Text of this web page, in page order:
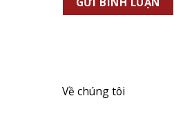
Về chúng tôi